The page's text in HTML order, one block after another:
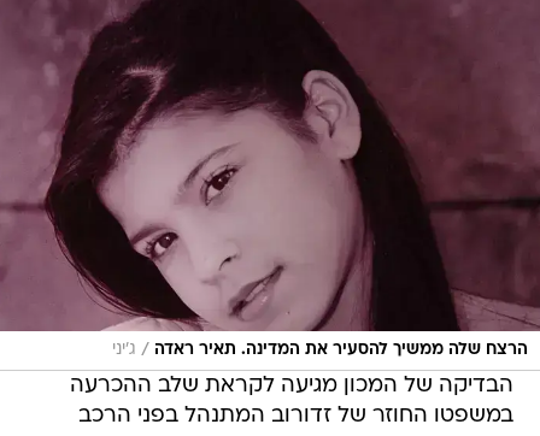
הרצח שלה ממשיך להסעיר את המדינה. תאיר ראדה / ג'יני
הבדיקה של המכון מגיעה לקראת שלב ההכרעה
במשפטו החוזר של זדורוב המתנהל בפני הרכב